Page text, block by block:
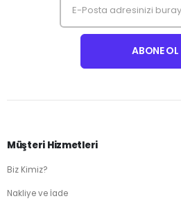
Müşteri Hizmetleri
Biz Kimiz?
Nakliye ve İade